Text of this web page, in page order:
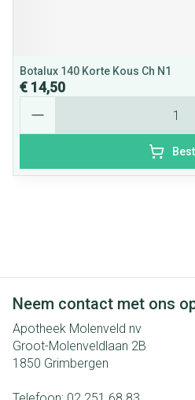
Botalux 140 Korte Kous Ch N1
€ 14,50
Neem contact met ons
Apotheek Molenveld nv
Groot-Molenveldlaan 2B
1850 Grimbergen